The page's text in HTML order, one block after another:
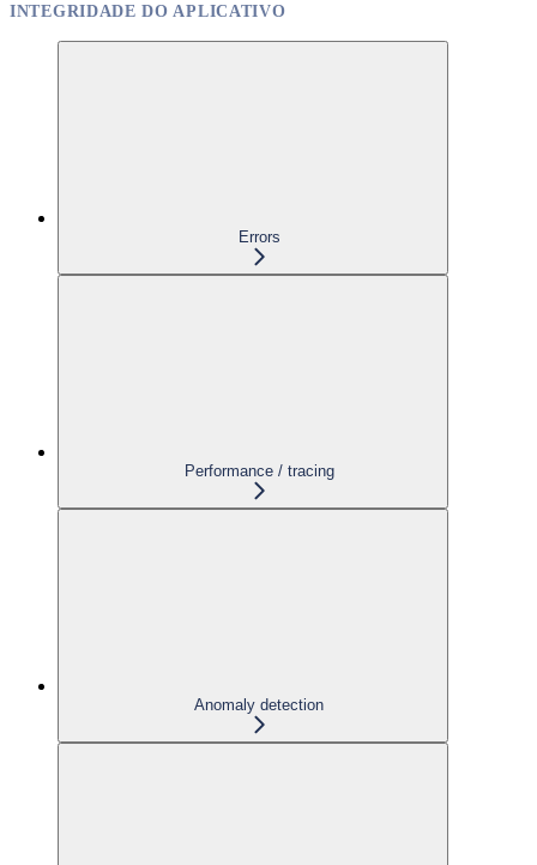
INTEGRIDADE DO APLICATIVO
Errors
Performance / tracing
Anomaly detection